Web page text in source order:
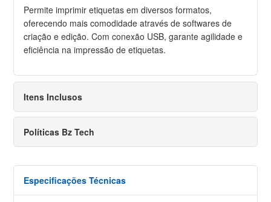
Permite imprimir etiquetas em diversos formatos,
oferecendo mais comodidade através de softwares de
criação e edição. Com conexão USB, garante agilidade e
eficiência na impressão de etiquetas.
Itens Inclusos
Políticas Bz Tech
Especificações Técnicas